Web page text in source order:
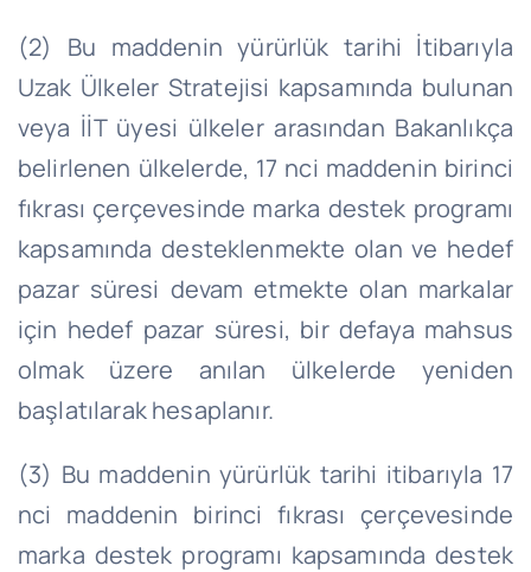
(2) Bu maddenin yürürlük tarihi İtibarıyla
Uzak Ülkeler Stratejisi kapsamında bulunan
veya İİT üyesi ülkeler arasından Bakanlıkça
belirlenen ülkelerde, 17 nci maddenin birinci
fıkrası çerçevesinde marka destek programı
kapsamında desteklenmekte olan ve hedef
pazar süresi devam etmekte olan markalar
için hedef pazar süresi, bir defaya mahsus
olmak üzere anılan ülkelerde yeniden
başlatılarak hesaplanır.
(3) Bu maddenin yürürlük tarihi itibarıyla 17
nci maddenin birinci fıkrası çerçevesinde
marka destek programı kapsamında destek